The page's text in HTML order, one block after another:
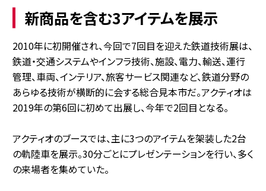
新商品を含む3アイテムを展示
2010年に初開催され、今回で7回目を迎えた鉄道技術展は、
鉄道・交通システムやインフラ技術、施設、電力、輸送、運行
管理、車両、インテリア、旅客サービス関連など、鉄道分野の
あらゆる技術が横断的に会する総合見本市だ。アクティオは
2019年の第6回に初めて出展し、今年で2回目となる。
アクティオのブースでは、主に3つのアイテムを架装した2台
の軌陸車を展示。30分ごとにプレゼンテーションを行い、多く
の来場者を集めていた。